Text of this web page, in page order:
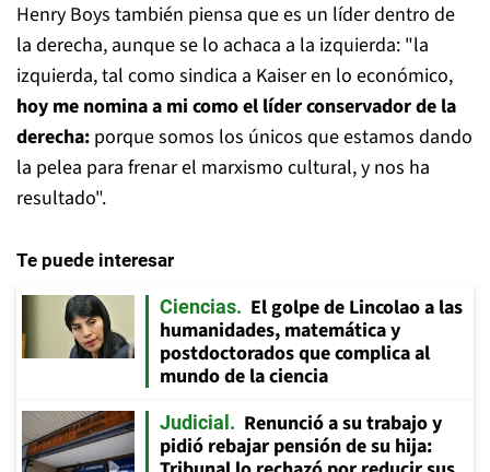
Henry Boys también piensa que es un líder dentro de
la derecha, aunque se lo achaca a la izquierda: "la
izquierda, tal como sindica a Kaiser en lo económico,
hoy me nomina a mi como el líder conservador de la
derecha: porque somos los únicos que estamos dando
la pelea para frenar el marxismo cultural, y nos ha
resultado".
Te puede interesar
Ciencias
El golpe de Lincolao a las
humanidades, matemática y
postdoctorados que complica al
mundo de la ciencia
Judicial
Renunció a su trabajo y
pidió rebajar pensión de su hija: